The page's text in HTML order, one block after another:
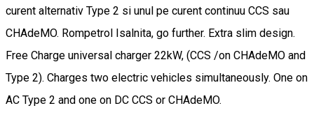
curent alternativ Type 2 si unul pe curent continuu CCS sau
CHAdeMO. Rompetrol Isalnita, go further. Extra slim design.
Free Charge universal charger 22kW, (CCS /on CHAdeMO and
Type 2). Charges two electric vehicles simultaneously. One on
AC Type 2 and one on DC CCS or CHAdeMO.